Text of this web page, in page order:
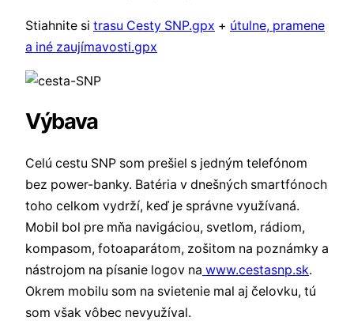
Stiahnite si trasu Cesty SNP.gpx + útulne, pramene
a iné zaujímavosti.gpx
Výbava
Celú cestu SNP som prešiel s jedným telefónom
bez power-banky. Batéria v dnešných smartfónoch
toho celkom vydrží, keď je správne využívaná.
Mobil bol pre mňa navigáciou, svetlom, rádiom,
kompasom, fotoaparátom, zošitom na poznámky a
nástrojom na písanie logov na www.cestasnp.sk.
Okrem mobilu som na svietenie mal aj čelovku, tú
som však vôbec nevyužíval.